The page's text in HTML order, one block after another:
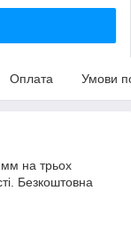
Оплата Умови
на трьох
Безкоштовна